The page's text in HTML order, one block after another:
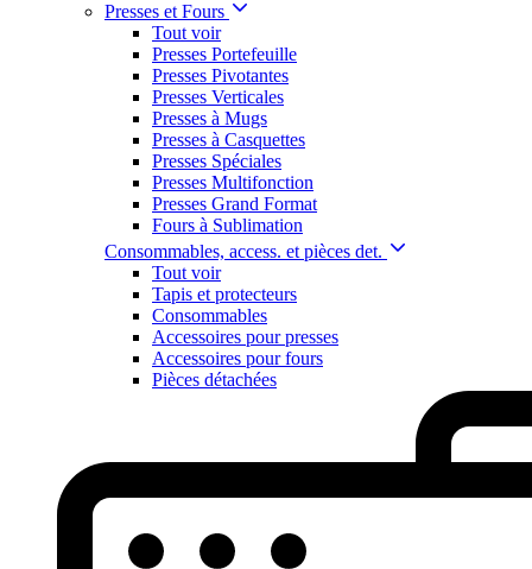
Presses et Fours
Tout voir
Presses Portefeuille
Presses Pivotantes
Presses Verticales
Presses à Mugs
Presses à Casquettes
Presses Spéciales
Presses Multifonction
Presses Grand Format
Fours à Sublimation
Consommables, access. et pièces det.
Tout voir
Tapis et protecteurs
Consommables
Accessoires pour presses
Accessoires pour fours
Pièces détachées